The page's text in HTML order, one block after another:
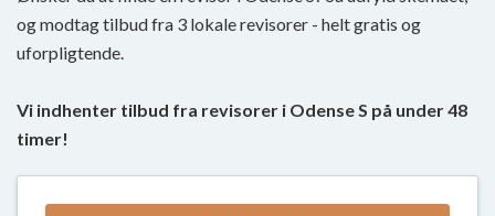
og modtag tilbud fra 3 lokale revisorer - helt gratis og
uforpligtende.
Vi indhenter tilbud fra revisorer i Odense S på under 48
timer!